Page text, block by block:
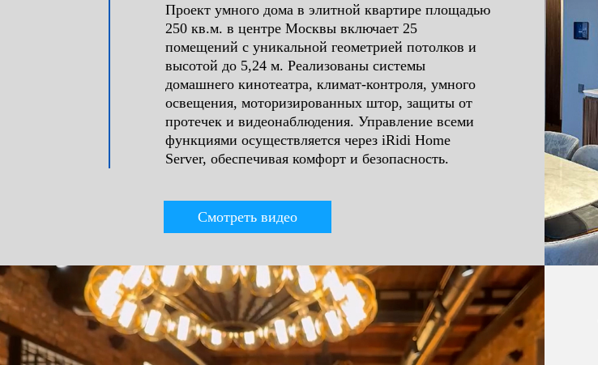
Проект умного дома в элитной квартире площадью
250 кв.м. в центре Москвы включает 25
помещений с уникальной геометрией потолков и
высотой до 5,24 м. Реализованы системы
домашнего кинотеатра, климат-контроля, умного
освещения, моторизированных штор, защиты от
протечек и видеонаблюдения. Управление всеми
функциями осуществляется через iRidi Home
Server, обеспечивая комфорт и безопасность.
Смотреть видео